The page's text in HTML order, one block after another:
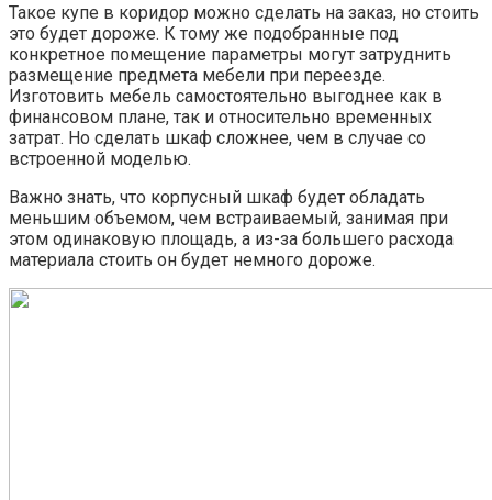
Такое купе в коридор можно сделать на заказ, но стоить
это будет дороже. К тому же подобранные под
конкретное помещение параметры могут затруднить
размещение предмета мебели при переезде.
Изготовить мебель самостоятельно выгоднее как в
финансовом плане, так и относительно временных
затрат. Но сделать шкаф сложнее, чем в случае со
встроенной моделью.
Важно знать, что корпусный шкаф будет обладать
меньшим объемом, чем встраиваемый, занимая при
этом одинаковую площадь, а из-за большего расхода
материала стоить он будет немного дороже.